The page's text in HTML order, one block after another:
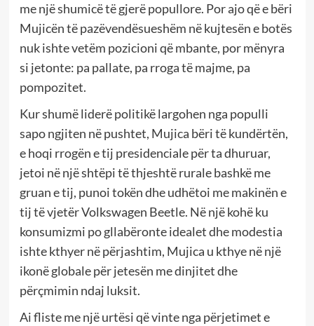
me një shumicë të gjerë popullore. Por ajo që e bëri
Mujicën të pazëvendësueshëm në kujtesën e botës
nuk ishte vetëm pozicioni që mbante, por mënyra
si jetonte: pa pallate, pa rroga të majme, pa
pompozitet.
Kur shumë liderë politikë largohen nga populli
sapo ngjiten në pushtet, Mujica bëri të kundërtën,
e hoqi rrogën e tij presidenciale për ta dhuruar,
jetoi në një shtëpi të thjeshtë rurale bashkë me
gruan e tij, punoi tokën dhe udhëtoi me makinën e
tij të vjetër Volkswagen Beetle. Në një kohë ku
konsumizmi po gllabëronte idealet dhe modestia
ishte kthyer në përjashtim, Mujica u kthye në një
ikonë globale për jetesën me dinjitet dhe
përçmimin ndaj luksit.
Ai fliste me një urtësi që vinte nga përjetimet e